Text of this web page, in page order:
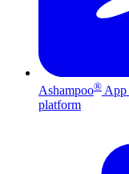
Ashampoo® App
platform